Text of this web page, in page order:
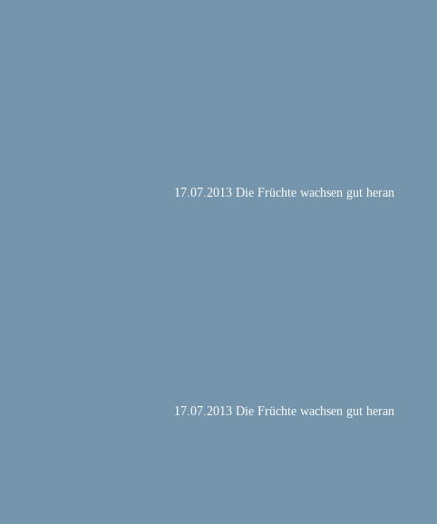
17.07.2013 Die Früchte wachsen gut heran
17.07.2013 Die Früchte wachsen gut heran